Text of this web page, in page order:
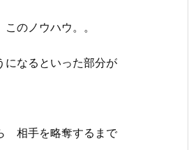
のノウハウ。。
なるといった部分が
相手を略奪するまで